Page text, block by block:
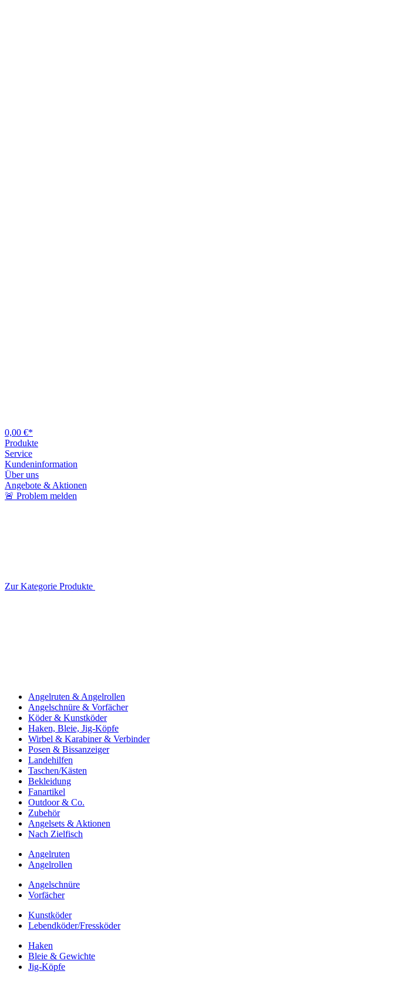
0,00 €*
Produkte
Service
Kundeninformation
Über uns
Angebote & Aktionen
🚨 Problem melden
Zur Kategorie Produkte
Angelruten & Angelrollen
Angelschnüre & Vorfächer
Köder & Kunstköder
Haken, Bleie, Jig-Köpfe
Wirbel & Karabiner & Verbinder
Posen & Bissanzeiger
Landehilfen
Taschen/Kästen
Bekleidung
Fanartikel
Outdoor & Co.
Zubehör
Angelsets & Aktionen
Nach Zielfisch
Angelruten
Angelrollen
Angelschnüre
Vorfächer
Kunstköder
Lebendköder/Fressköder
Haken
Bleie & Gewichte
Jig-Köpfe